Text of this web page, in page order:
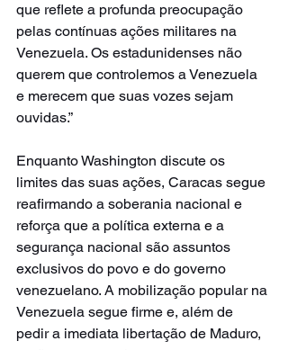
que reflete a profunda preocupação
pelas contínuas ações militares na
Venezuela. Os estadunidenses não
querem que controlemos a Venezuela
e merecem que suas vozes sejam
ouvidas.”
Enquanto Washington discute os
limites das suas ações, Caracas segue
reafirmando a soberania nacional e
reforça que a política externa e a
segurança nacional são assuntos
exclusivos do povo e do governo
venezuelano. A mobilização popular na
Venezuela segue firme e, além de
pedir a imediata libertação de Maduro,